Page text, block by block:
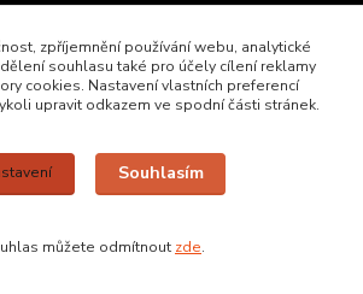
Upravit sběr cookies.
A PŘEJE HEZKÝ DEN A MODRÉ NEBE.
zpříjemnění používání webu, analytické
souhlasu také pro účely cílení reklamy
cookies. Nastavení vlastních preferencí
upravit odkazem ve spodní části stránek.
Souhlasím
můžete odmítnout zde.